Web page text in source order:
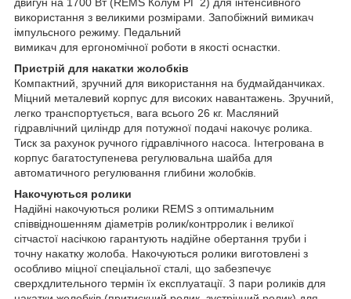
використання з великими розмірами. Запобіжний вимикач
імпульсного режиму. Педальний
вимикач для ергономічної роботи в якості оснастки.
Пристрій для накатки жолобків
Компактний, зручний для використання на будмайданчиках.
Міцний металевий корпус для високих навантажень. Зручний,
легко транспортується, вага всього 26 кг. Масляний
гідравлічний циліндр для потужної подачі накочує ролика.
Тиск за рахунок ручного гідравлічного насоса. Інтегрована в
корпус багатоступенева регулювальна шайба для
автоматичного регулювання глибини жолобків.
Накочуються ролики
Надійні накочуються ролики REMS з оптимальним
співвідношенням діаметрів ролик/контрролик і великої
сітчастої насічкою гарантують надійне обертання труби і
точну накатку жолоба. Накочуються ролики виготовлені з
особливо міцної спеціальної сталі, що забезпечує
сверхдлительного термін їх експлуатації. 3 пари роликів для